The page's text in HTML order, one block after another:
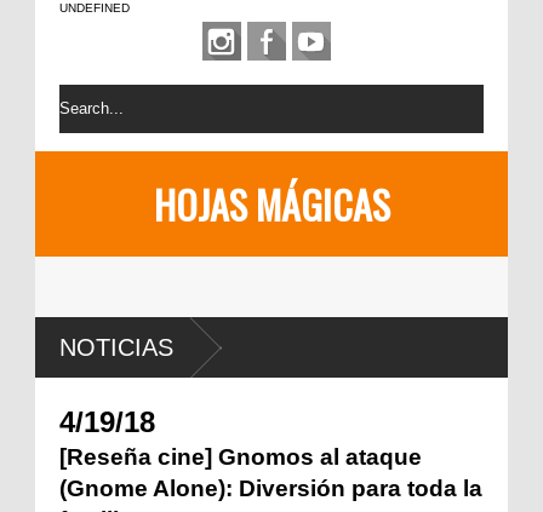
UNDEFINED
HOJAS MÁGICAS
NOTICIAS
4/19/18
[Reseña cine] Gnomos al ataque
(Gnome Alone): Diversión para toda la